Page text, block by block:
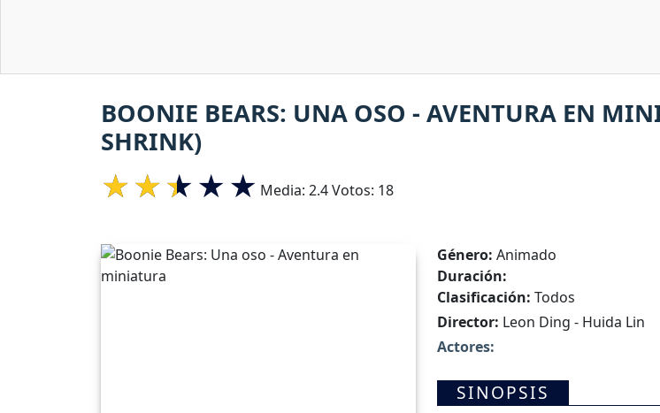
BOONIE BEARS: UNA OSO - AVENTURA EN
SHRINK)
Media: 2.4Votos: 18
Género: Animado
Duración:
Clasificación: Todos
Director: Leon Ding - Huida Lin
Actores:
SINOPSIS